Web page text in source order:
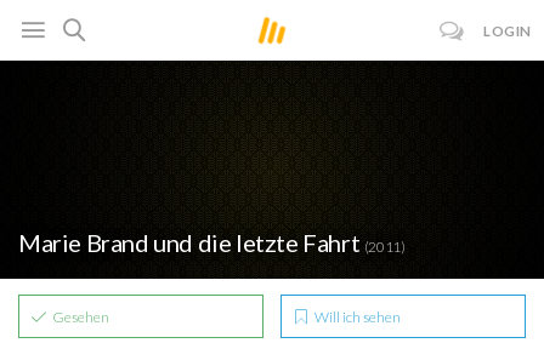
LOGIN
Marie Brand und die letzte Fahrt (2011)
Gesehen Will ich sehen